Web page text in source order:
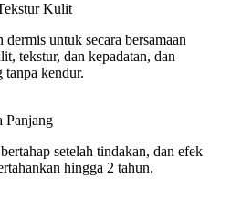
Kulit
untuk secara bersamaan
tekstur, dan kepadatan, dan
kendur.
Panjang
setelah tindakan, dan efek
hingga 2 tahun.